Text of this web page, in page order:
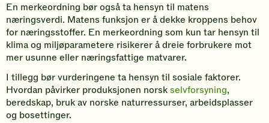
En merkeordning bør også ta hensyn til matens
næringsverdi. Matens funksjon er å dekke kroppens behov
for næringsstoffer. En merkeordning som kun tar hensyn til
klima og miljøparametere risikerer å dreie forbrukere mot
mer usunne eller næringsfattige matvarer.
I tillegg bør vurderingene ta hensyn til sosiale faktorer.
Hvordan påvirker produksjonen norskselvforsyning,
beredskap, bruk av norske naturressurser, arbeidsplasser
og bosettinger.